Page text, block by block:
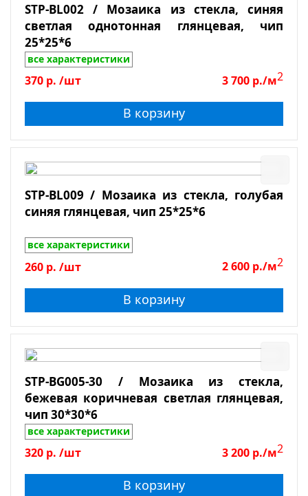
STP-BL002 / Мозаика из стекла, синяя
светлая однотонная глянцевая, чип
25*25*6
все характеристики
370 р. /шт 3 700 р./м2
В корзину
STP-BL009 / Мозаика из стекла, голубая
синяя глянцевая, чип 25*25*6
все характеристики
260 р. /шт 2 600 р./м2
В корзину
STP-BG005-30 / Мозаика из стекла,
бежевая коричневая светлая глянцевая,
чип 30*30*6
все характеристики
320 р. /шт 3 200 р./м2
В корзину